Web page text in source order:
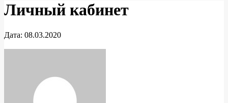
Личный кабинет
Дата: 08.03.2020